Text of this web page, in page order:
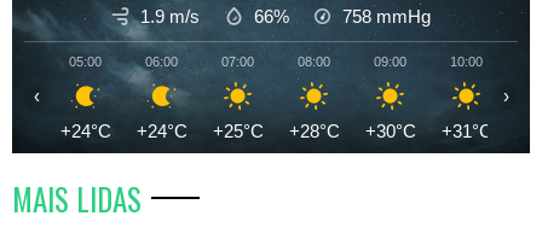
1.9 m/s 66% 758 mmHg
05:00
+24°C
06:00
+24°C
07:00
+25°C
08:00
+28°C
09:00
+30°C
10:00
+31°C
‹ ›
MAIS LIDAS